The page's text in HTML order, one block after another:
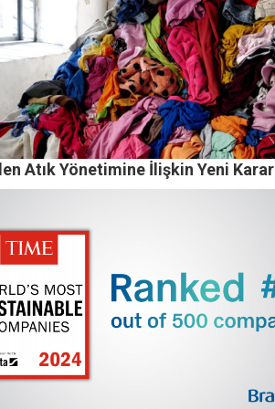
Atık Yönetimine İlişkin Yeni Karar